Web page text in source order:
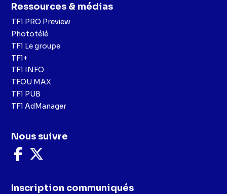
Ressources & médias
TF1 PRO Preview
Phototélé
TF1 Le groupe
TF1+
TF1 INFO
TFOU MAX
TF1 PUB
TF1 AdManager
Nous suivre
Nous
suivre
Facebook
X
Inscription communiqués